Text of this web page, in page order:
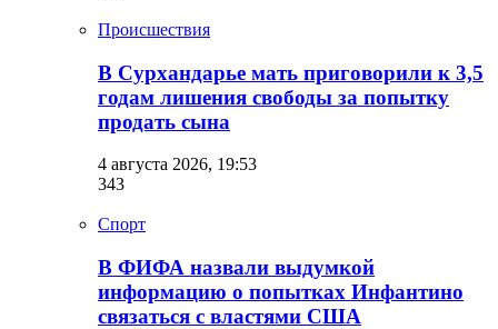
Происшествия
В Сурхандарье мать приговорили к 3,5
годам лишения свободы за попытку
продать сына
4 августа 2026, 19:53
343
Спорт
В ФИФА назвали выдумкой
информацию о попытках Инфантино
связаться с властями США